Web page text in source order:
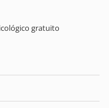
gratuito